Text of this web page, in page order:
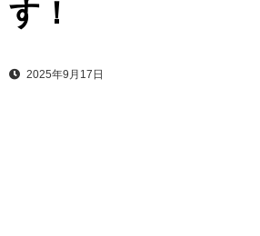
す！
2025年9月17日